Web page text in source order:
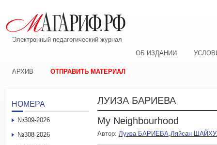
Электронный педагогический журнал
ОБ ИЗДАНИИ
АРХИВ ОТПРАВИТЬ МАТЕРИАЛ
ЛУИЗА БАРИЕВА
My Neighbourhood
Автор: Луиза БАРИЕВА,Ляйсан
НОМЕРА
№309-2026
№308-2026